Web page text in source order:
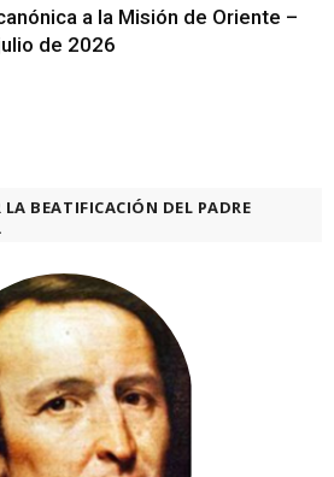
a la Misión de Oriente –
de 2026
BEATIFICACIÓN DEL PADRE